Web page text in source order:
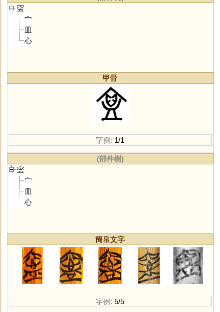
寍
宀
皿
心
甲骨
字例: 1/1
(部件樹)
寍
宀
皿
心
簡帛文字
字例: 5/5